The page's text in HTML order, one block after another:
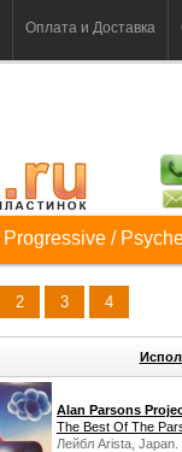
Оплата и Доставка
Progressive /
2 3 4
Alan Parsons
The Best Of The
Лейбл Arista, Japan.